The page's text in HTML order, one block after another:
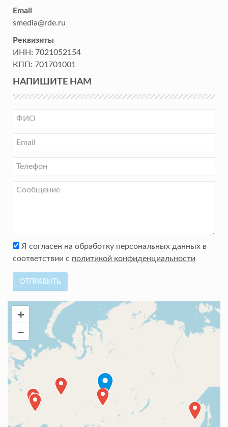
Email
smedia@rde.ru
Реквизиты
ИНН: 7021052154
КПП: 701701001
НАПИШИТЕ НАМ
Я согласен на обработку персональных данных в
соответствии с политикой конфиденциальности
ОТПРАВИТЬ
+
–